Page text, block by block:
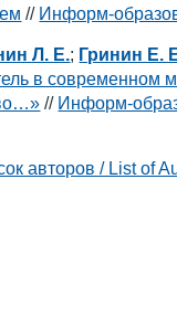
// Информ-
Л. Е.; Гринин Е.
в современном
// Информ-
авторов / List of